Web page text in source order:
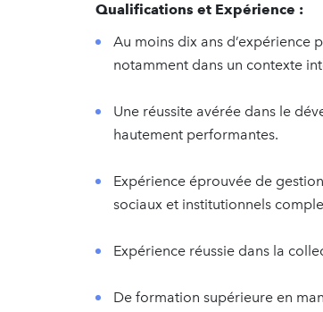
Qualifications et Expérience :
Au moins dix ans d’expérience
notamment dans un contexte
Une réussite avérée dans le
hautement performantes.
Expérience éprouvée de
sociaux et institutionnels
Expérience réussie dans la
De formation supérieure en